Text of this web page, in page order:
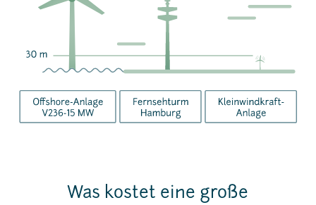
Was kostet eine große